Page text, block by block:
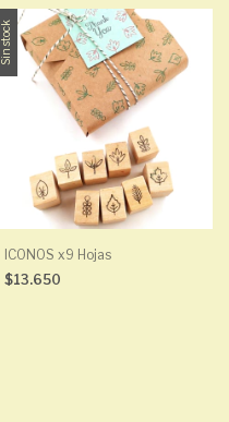
Sin stock
ICONOS x9 Hojas
$13.650